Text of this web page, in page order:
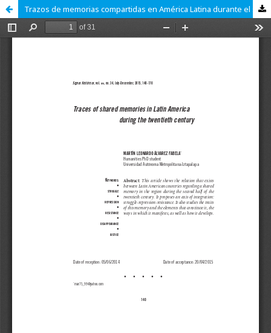
Trazos de memorias compartidas en América Latina durante el siglo XX